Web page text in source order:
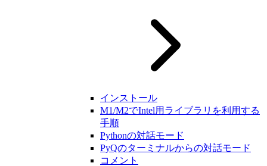
インストール
M1/M2でIntel用ライブラリを利用する
手順
Pythonの対話モード
PyQのターミナルからの対話モード
コメント